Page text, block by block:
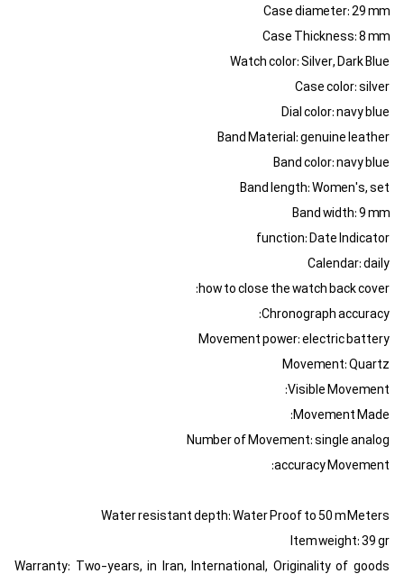
Case diameter: 29 mm
Case Thickness: 8 mm
Watch color: Silver, Dark Blue
Case color: silver
Dial color: navy blue
Band Material: genuine leather
Band color: navy blue
Band length: Women's, set
Band width: 9 mm
function: Date Indicator
Calendar: daily
how to close the watch back cover:
Chronograph accuracy:
Movement power: electric battery
Movement: Quartz
Visible Movement:
Movement Made:
Number of Movement: single analog
accuracy Movement:
Water resistant depth: Water Proof to 50 m Meters
Item weight: 39 gr
Warranty: Two-years, in Iran, International, Originality of goods